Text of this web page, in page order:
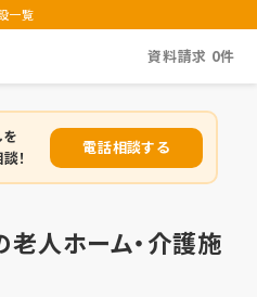
一覧
資料請求 0件
！
電話相談する
人ホーム・介護施